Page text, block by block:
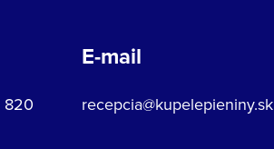
820
E-mail
recepcia@kupelepieniny.sk